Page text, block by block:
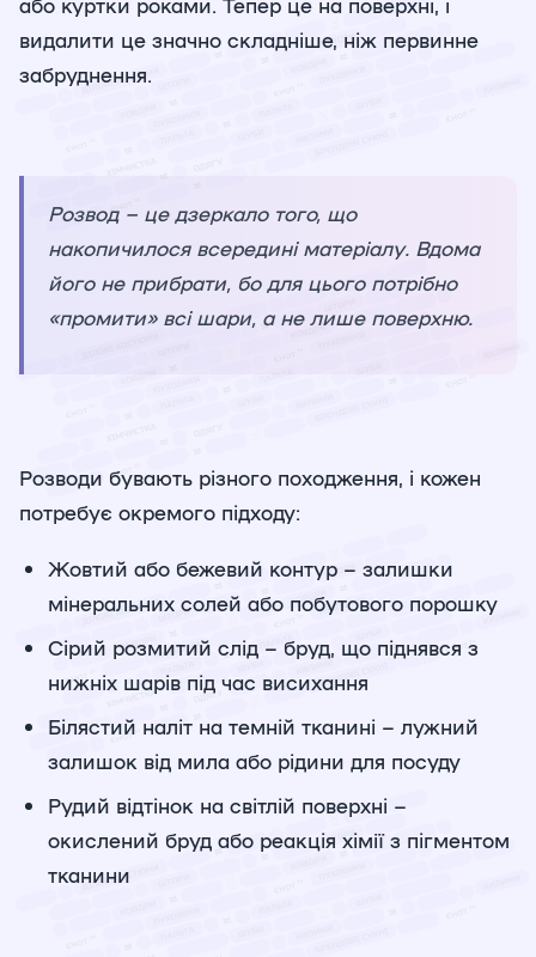
видалити це значно складніше, ніж первинне
забруднення.
Розвод – це дзеркало того, що
накопичилося всередині матеріалу. Вдома
його не прибрати, бо для цього потрібно
«промити» всі шари, а не лише поверхню.
Розводи бувають різного походження, і кожен
потребує окремого підходу:
Жовтий або бежевий контур – залишки
мінеральних солей або побутового порошку
Сірий розмитий слід – бруд, що піднявся з
нижніх шарів під час висихання
Білястий наліт на темній тканині – лужний
залишок від мила або рідини для посуду
Рудий відтінок на світлій поверхні –
окислений бруд або реакція хімії з пігментом
тканини